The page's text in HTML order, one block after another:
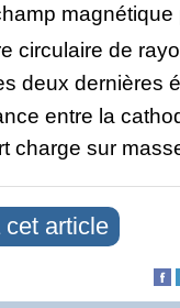
magnétique
circulaire de
deux dernières
entre la
charge sur
cet article